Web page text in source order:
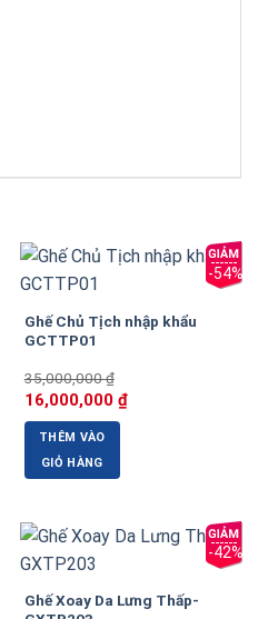
-54%
Ghế Chủ Tịch nhập khẩu
GCTTP01
35,000,000₫
Giá
gốc
là:
35,000,000 ₫.
16,000,000 ₫Giá
hiện
THÊM VÀO
GIỎ HÀNG
-42%
Ghế Xoay Da Lưng Thấp-